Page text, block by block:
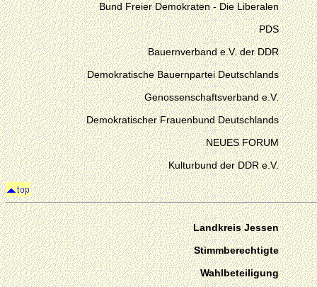
Bund Freier Demokraten - Die Liberalen
PDS
Bauernverband e.V. der DDR
Demokratische Bauernpartei Deutschlands
Genossenschaftsverband e.V.
Demokratischer Frauenbund Deutschlands
NEUES FORUM
Kulturbund der DDR e.V.
Landkreis Jessen
Stimmberechtigte
Wahlbeteiligung